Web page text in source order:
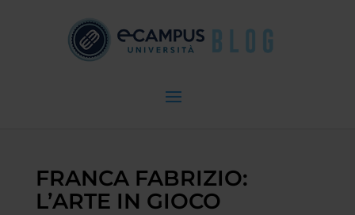
FRANCA FABRIZIO:
L’ARTE IN GIOCO